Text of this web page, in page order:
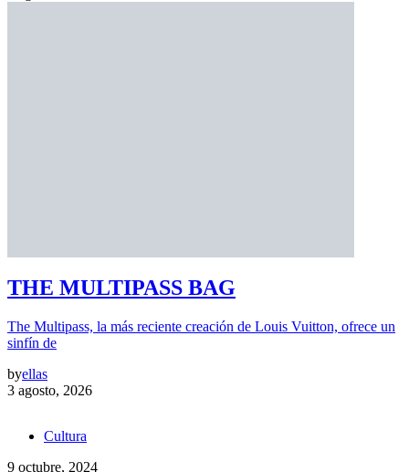
THE MULTIPASS BAG
The Multipass, la más reciente creación de Louis Vuitton, ofrece un
sinfín de
byellas
3 agosto, 2026
Cultura
9 octubre, 2024